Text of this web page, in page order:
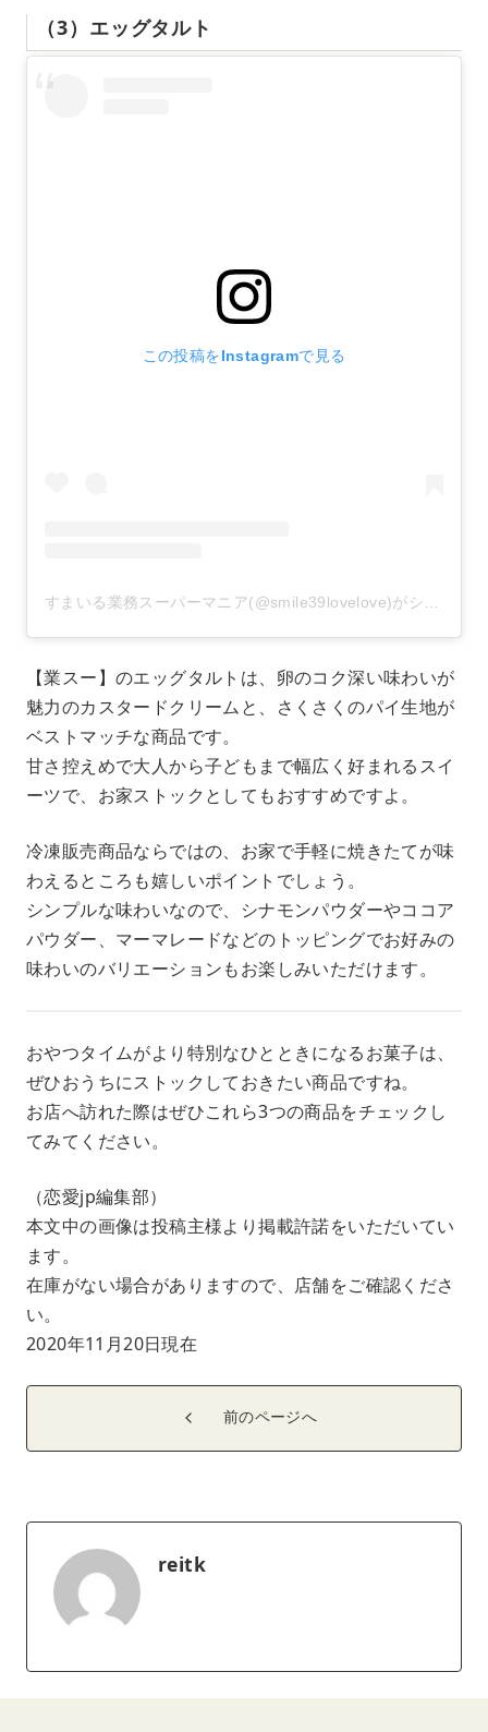
（3）エッグタルト
この投稿をInstagramで見る
【業スー】のエッグタルトは、卵のコク深い味わいが
魅力のカスタードクリームと、さくさくのパイ生地が
ベストマッチな商品です。
甘さ控えめで大人から子どもまで幅広く好まれるスイ
ーツで、お家ストックとしてもおすすめですよ。
冷凍販売商品ならではの、お家で手軽に焼きたてが味
わえるところも嬉しいポイントでしょう。
シンプルな味わいなので、シナモンパウダーやココア
パウダー、マーマレードなどのトッピングでお好みの
味わいのバリエーションもお楽しみいただけます。
おやつタイムがより特別なひとときになるお菓子は、
ぜひおうちにストックしておきたい商品ですね。
お店へ訪れた際はぜひこれら3つの商品をチェックし
てみてください。
（恋愛jp編集部）
本文中の画像は投稿主様より掲載許諾をいただいてい
ます。
在庫がない場合がありますので、店舗をご確認くださ
い。
2020年11月20日現在
前のページへ
reitk